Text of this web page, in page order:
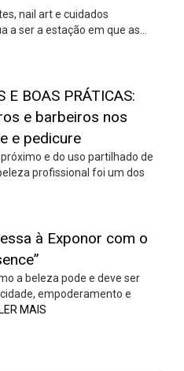
nail art e cuidados
a ser a estação em que as…
E BOAS PRÁTICAS:
e barbeiros nos
e pedicure
e do uso partilhado de
profissional foi um dos
à Exponor com o
a beleza pode e deve ser
empoderamento e
LER MAIS